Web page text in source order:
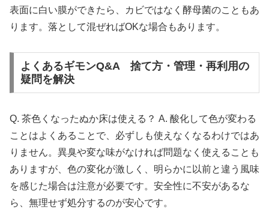
表面に白い膜ができたら、カビではなく酵母菌のこともあ
ります。落として混ぜればOKな場合もあります。
よくあるギモンQ&A 捨て方・管理・再利用の
疑問を解決
Q. 茶色くなったぬか床は使える？ A. 酸化して色が変わる
ことはよくあることで、必ずしも使えなくなるわけではあ
りません。異臭や変な味がなければ問題なく使えることも
ありますが、色の変化が激しく、明らかに以前と違う風味
を感じた場合は注意が必要です。安全性に不安があるな
ら、無理せず処分するのが安心です。